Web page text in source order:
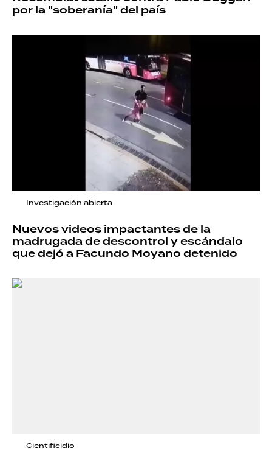
por la "soberanía" del país
Investigación abierta
Nuevos videos impactantes de la
madrugada de descontrol y escándalo
que dejó a Facundo Moyano detenido
Cientificidio